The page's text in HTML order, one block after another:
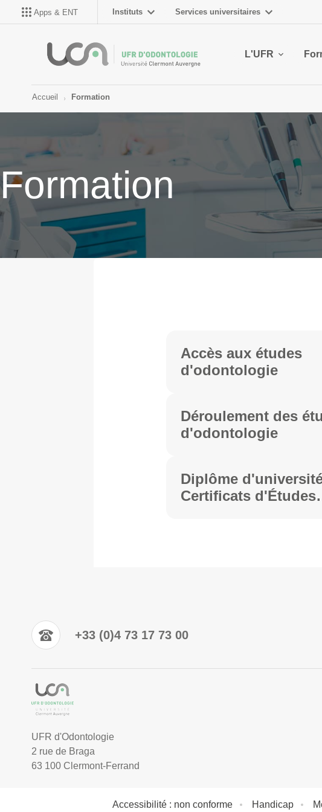
Apps & ENT Instituts Services universitaires
L'UFR
Accueil Formation
Formation
Accès aux études
d'odontologie
Déroulement des
d'odontologie
Diplôme
Certificats d'Études
+33 (0)4 73 17 73 00
UFR d'Odontologie
2 rue de Braga
63 100 Clermont-Ferrand
Accessibilité : non conforme Handicap